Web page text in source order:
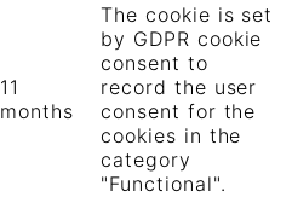
11
months
The cookie is set
by GDPR cookie
consent to
record the user
consent for the
cookies in the
category
"Functional".